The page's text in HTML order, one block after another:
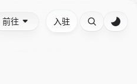
前往 入驻